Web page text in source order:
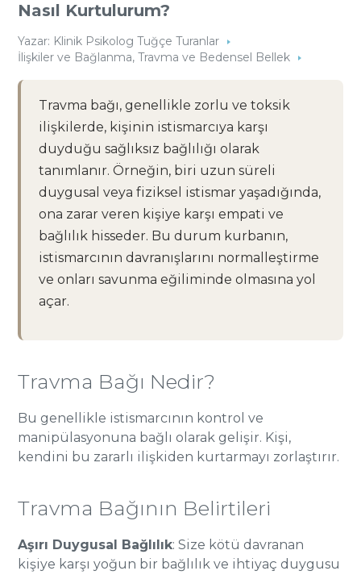
Nasıl Kurtulurum?
Yazar: Klinik Psikolog Tuğçe Turanlar
İlişkiler ve Bağlanma,Travma ve Bedensel Bellek
Travma bağı, genellikle zorlu ve toksik
ilişkilerde, kişinin istismarcıya karşı
duyduğu sağlıksız bağlılığı olarak
tanımlanır. Örneğin, biri uzun süreli
duygusal veya fiziksel istismar yaşadığında,
ona zarar veren kişiye karşı empati ve
bağlılık hisseder. Bu durum kurbanın,
istismarcının davranışlarını normalleştirme
ve onları savunma eğiliminde olmasına yol
açar.
Travma Bağı Nedir?
Bu genellikle istismarcının kontrol ve
manipülasyonuna bağlı olarak gelişir. Kişi,
kendini bu zararlı ilişkiden kurtarmayı zorlaştırır.
Travma Bağının Belirtileri
Aşırı Duygusal Bağlılık: Size kötü davranan
kişiye karşı yoğun bir bağlılık ve ihtiyaç duygusu